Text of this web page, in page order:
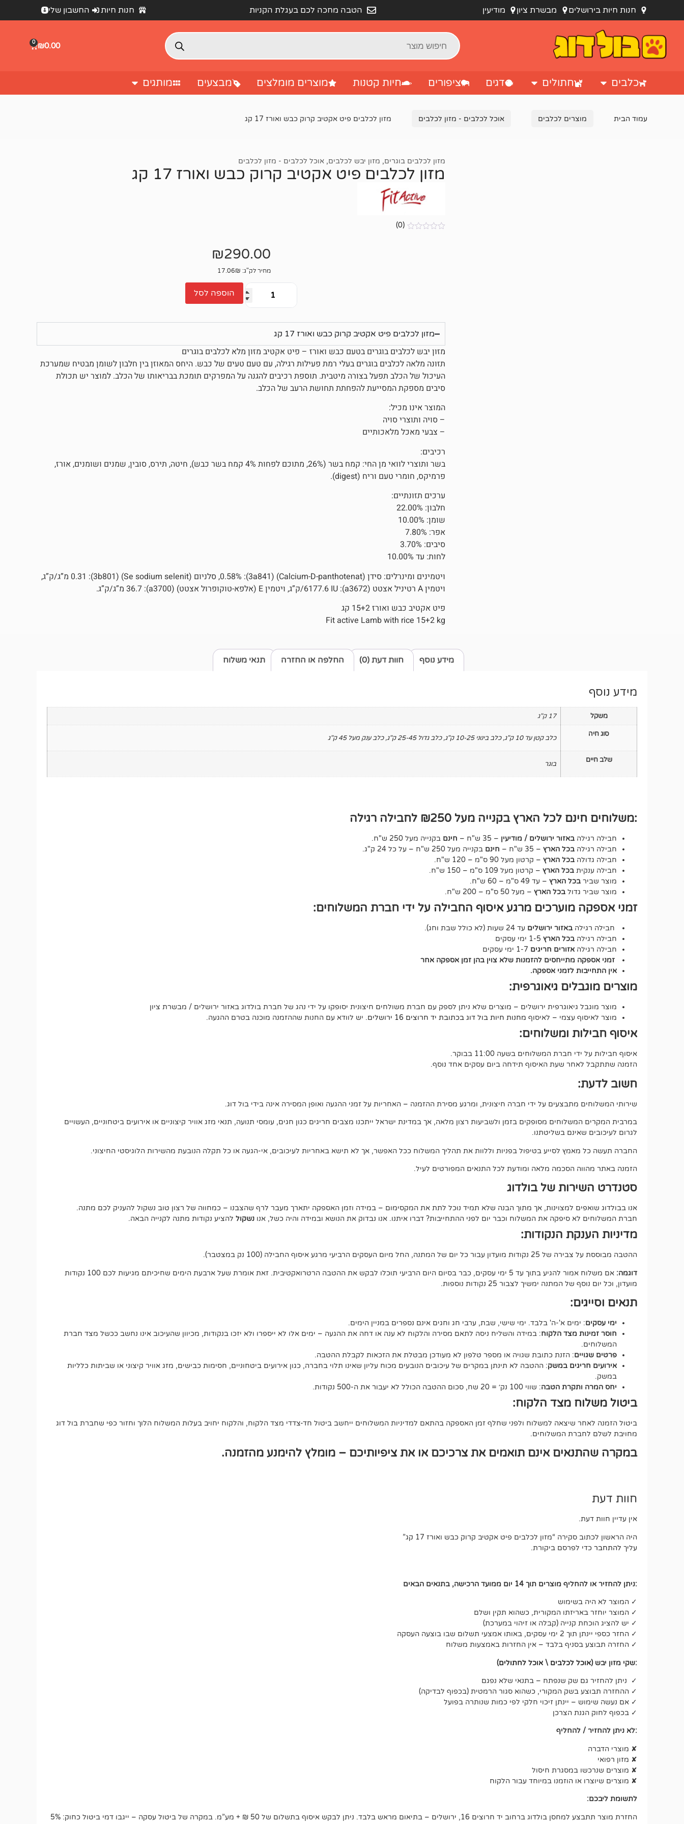
חנות חיות בירושלים מבשרת ציון מודיעין הטבה מחכה לכם בעגלת הקניות חנות חיות החשבון שלי
₪0.00
0
כלבים חתולים דגים ציפורים חיות קטנות מוצרים מומלצים מבצעים מותגים
עמוד הבית מוצרים לכלבים אוכל לכלבים - מזון לכלבים מזון לכלבים פיט אקטיב קרוק כבש ואורז 17 קג
מזון לכלבים בוגרים, מזון יבש לכלבים, אוכל לכלבים - מזון לכלבים
מזון לכלבים פיט אקטיב קרוק כבש ואורז 17 קג
(0)
₪290.00
מחיר לק"ג: 17.06₪
הוספה לסל
מזון לכלבים פיט אקטיב קרוק כבש ואורז 17 קג
מזון יבש לכלבים בוגרים בטעם כבש ואורז – פיט אקטיב מזון מלא לכלבים בוגרים
תזונה מלאה לכלבים בוגרים בעלי רמת פעילות רגילה, עם טעם טעים של כבש. היחס המאוזן בין חלבון לשומן מבטיח שמערכת
העיכול של הכלב תפעל בצורה מיטבית. תוספת רכיבים להגנה על המפרקים תומכת בבריאותו של הכלב. למוצר יש תכולת
סיבים מספקת המסייעת להפחתת תחושת הרעב של הכלב.
המוצר אינו מכיל:
– סויה ותוצרי סויה
– צבעי מאכל מלאכותיים
רכיבים:
בשר ותוצרי לוואי מן החי: קמח בשר (26%, מתוכם לפחות 4% קמח בשר כבש), חיטה, תירס, סובין, שמנים ושומנים, אורז,
פרמיקס, חומרי טעם וריח (digest).
ערכים תזונתיים:
חלבון: 22.00%
שומן: 10.00%
אפר: 7.80%
סיבים: 3.70%
לחות: עד 10.00%
ויטמינים ומינרלים: סידן (Calcium-D-panthotenat) (3a841): 0.58%, סלניום (Se sodium selenit) (3b801): 0.31 מ”ג/ק”ג,
ויטמין A רטיניל אצטט (a3672): 6177.6 IU/ק”ג, ויטמין E (אלפא-טוקופרול אצטט) (a3700): 36.7 מ”ג/ק”ג.
פיט אקטיב כבש ואורז 15+2 קג
Fit active Lamb with rice 15+2 kg
מידע נוסף תנאי משלוח חוות דעת (0) החלפה או החזרה
מידע נוסף
משקל 17 ק"ג
סוג חיה כלב קטן עד 10 ק"ג ,כלב בינוני 10-25 ק"ג ,כלב גדול 25-45 ק"ג ,כלב ענק מעל 45 ק"ג
שלב חיים בוגר
:משלוחים חינם לכל הארץ בקנייה מעל ₪250 לחבילה רגילה
חבילה רגילה באזור ירושלים / מודיעין – 35 ש"ח – חינם בקנייה מעל 250 ש"ח.
חבילה רגילה בכל הארץ – 35 ש"ח – חינם בקנייה מעל 250 ש"ח – על כל 24 ק"ג.
חבילה גדולה בכל הארץ – קרטון מעל 90 ס"מ – 120 ש"ח.
חבילה ענקית בכל הארץ – קרטון מעל 109 ס"מ – 150 ש"ח.
מוצר שביר בכל הארץ – עד 49 ס"מ – 60 ש"ח.
מוצר שביר גדול בכל הארץ – מעל 50 ס"מ – 200 ש"ח.
זמני אספקה מוערכים מרגע איסוף החבילה על ידי חברת המשלוחים:
חבילה רגילה באזור ירושלים עד 24 שעות (לא כולל שבת וחג).
חבילה רגילה בכל הארץ
חבילה רגילה אזורים חריגים
זמני אספקה מתייחסים להזמנות שלא צוין בהן זמן אספקה אחר
אין התחייבות לזמני אספקה.
מוצרים מוגבלים גיאוגרפית:
מוצר מוגבל גיאוגרפית ירושלים – מוצרים שלא ניתן לספק עם חברת משולחים חיצונית יסופקו על ידי נהג של חברת בולדוג באזור ירושלים / מבשרת ציון
מוצר לאיסוף עצמי – לאיסוף מחנות חיות בול דוג בכתובת יד חרוצים 16 ירושלים . יש לוודא עם החנות שההזמנה מוכנה בטרם ההגעה.
איסוף חבילות ומשלוחים:
איסוף חבילות על ידי חברת המשלוחים בשעה 11:00 בבוקר.
הזמנה שתתקבל לאחר שעת האיסוף תידחה ביום עסקים אחד נוסף.
חשוב לדעת:
שירותי המשלוחים מתבצעים על ידי חברה חיצונית, ומרגע מסירת ההזמנה – האחריות על זמני ההגעה ואופן המסירה אינה בידי בול דוג.
במרבית המקרים המשלוחים מסופקים בזמן ולשביעות רצון מלאה, אך במדינת ישראל ייתכנו מצבים חריגים כגון חגים, עומסי תנועה, תנאי מזג אוויר קיצוניים או אירועים ביטחוניים, העשויים
לגרום לעיכובים שאינם בשליטתנו.
החברה תעשה כל מאמץ לסייע בטיפול בפניות וללוות את תהליך המשלוח ככל האפשר, אך לא תישא באחריות לעיכובים, אי-הגעה או כל תקלה הנובעת מהשירות הלוגיסטי החיצוני.
הזמנה באתר מהווה הסכמה מלאה ומודעת לכל התנאים המפורטים לעיל.
סטנדרט השירות של בולדוג
אנו בבולדוג שואפים למצוינות, אך מתוך הבנה שלא תמיד נוכל לתת את המקסימום – במידה וזמן האספקה יתארך מעבר לרף שהצבנו – כמחווה של רצון טוב נשקול להעניק לכם מתנה.
חברת המשלוחים לא סיפקה את המשלוח וכבר יום לפני ההתחייבות? דברו איתנו. אנו נבדוק את הנושא ובמידה והיה כשל, אנו נשקול להציע נקודות מתנה לקנייה הבאה.
מדיניות הענקת הנקודות:
ההטבה מבוססת על צבירה של 25 נקודות מועדון עבור כל יום של המתנה, החל מיום העסקים הרביעי מרגע איסוף החבילה (100 נק במצטבר).
דוגמה:
אם משלוח אמור להגיע בתוך עד 5 ימי עסקים, כבר בסיום היום הרביעי תוכלו לבקש את ההטבה הרטרואקטיבית. זאת אומרת שעל ארבעת הימים שחיכיתם מגיעות לכם 100 נקודות
מועדון, וכל יום נוסף של המתנה ימשיך לצבור 25 נקודות נוספות.
תנאים וסייגים:
ימי עסקים: ימים א'-ה' בלבד. ימי שישי, שבת, ערבי חג וחגים אינם נספרים במניין הימים.
חוסר זמינות מצד הלקוח: במידה והשליח ניסה לתאם מסירה והלקוח לא ענה או דחה את ההגעה – ימים אלו לא ייספרו ולא יזכו בנקודות, מכיוון שהעיכוב אינו נחשב ככשל מצד חברת
המשלוחים.
פרטים שגויים: הזנת כתובת שגויה או מספר טלפון לא מעודכן מבטלת את הזכאות לקבלת ההטבה.
אירועים חריגים במשק: ההטבה לא תינתן במקרים של עיכובים הנובעים מכוח עליון שאינו תלוי בחברה, כגון אירועים ביטחוניים, חסימות כבישים, מזג אוויר קיצוני או שביתות כלליות
במשק.
יחס המרה ותקרת הטבה: שווי 100 נק׳ = 20 שח, סכום ההטבה הכולל לא יעבור את ה-500 נקודות.
ביטול משלוח מצד הלקוח:
ביטול הזמנה לאחר שיצאה למשלוח ולפני שחלף זמן האספקה בהתאם למדיניות המשלוחים ייחשב ביטול חד-צדדי מצד הלקוח, והלקוח יחויב בעלות המשלוח הלוך וחזור כפי שחברת בול דוג
מחויבת לשלם לחברת המשלוחים.
במקרה שהתנאים אינם תואמים את צרכיכם או את ציפיותיכם – מומלץ להימנע מהזמנה.
חוות דעת
אין עדיין חוות דעת.
היה הראשון לכתוב סקירה “מזון לכלבים פיט אקטיב קרוק כבש ואורז 17 קג”
עליך להתחבר כדי לפרסם ביקורת.
:ניתן להחזיר או להחליף מוצרים תוך 14 יום ממועד הרכישה, בתנאים הבאים
✓ המוצר לא היה בשימוש
✓ המוצר יוחזר באריזתו המקורית, כשהוא תקין ושלם
✓ יש להציג הוכחת קנייה (קבלה או זיהוי במערכת)
✓ החזר כספי יינתן תוך 2 ימי עסקים, באותו אמצעי תשלום שבו בוצעה העסקה
✓ החזרה תבוצע בסניף בלבד – אין החזרות באמצעות משלוח
:שקי מזון יבש (אוכל לכלבים \ אוכל לחתולים)
✓ ניתן להחזיר גם שק שנפתח – בתנאי שלא נפגם
✓ ההחזרה תבוצע בשק המקורי, כשהוא סגור הרמטית (בכפוף לבדיקה)
✓ אם נעשה שימוש – יינתן זיכוי חלקי לפי כמות שנותרה בפועל
✓ בכפוף לחוק הגנת הצרכן
:לא ניתן להחזיר / להחליף
✘ מוצרי הדברה
✘ מזון רפואי
✘ מוצרים שנרכשו במסגרת חיסול
✘ מוצרים שיוצרו או הוזמנו במיוחד עבור הלקוח
לתשומת ליבכם:
החזרת מוצר תתבצע למחסן בולדוג ברחוב יד חרוצים 16, ירושלים – בתיאום מראש בלבד. ניתן לבקש איסוף בתשלום של 50 ₪ + מע”מ. במקרה של ביטול עסקה – ייגבו דמי ביטול כחוק: 5%